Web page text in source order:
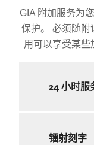
GIA 附加服务为
保护。 必须随附
用可以享受某些
24 小时服
镭射刻字